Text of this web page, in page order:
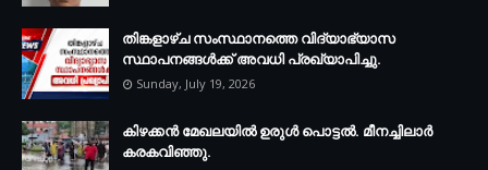
തിങ്കളാഴ്ച സംസ്ഥാനത്തെ വിദ്യാഭ്യാസ
സ്ഥാപനങ്ങള്‍ക്ക് അവധി പ്രഖ്യാപിച്ചു.
Sunday, July 19, 2026
കിഴക്കന്‍ മേഖലയില്‍ ഉരുള്‍ പൊട്ടല്‍. മീനച്ചിലാര്‍
കരകവിഞ്ഞു.